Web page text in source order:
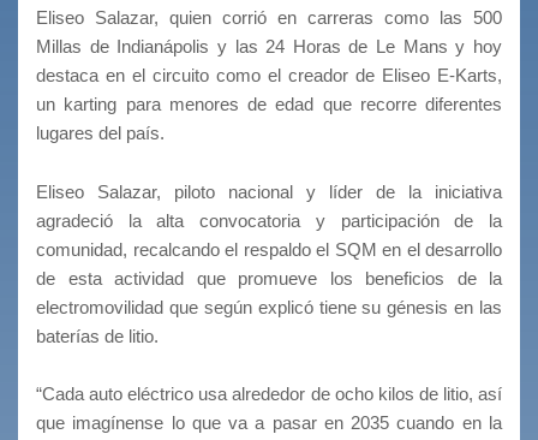
Eliseo Salazar, quien corrió en carreras como las 500
Millas de Indianápolis y las 24 Horas de Le Mans y hoy
destaca en el circuito como el creador de Eliseo E-Karts,
un karting para menores de edad que recorre diferentes
lugares del país.
Eliseo Salazar, piloto nacional y líder de la iniciativa
agradeció la alta convocatoria y participación de la
comunidad, recalcando el respaldo el SQM en el desarrollo
de esta actividad que promueve los beneficios de la
electromovilidad que según explicó tiene su génesis en las
baterías de litio.
“Cada auto eléctrico usa alrededor de ocho kilos de litio, así
que imagínense lo que va a pasar en 2035 cuando en la